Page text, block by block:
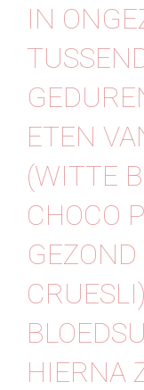
IN
ETEN
(WITTE
CHOCO
HIERNA